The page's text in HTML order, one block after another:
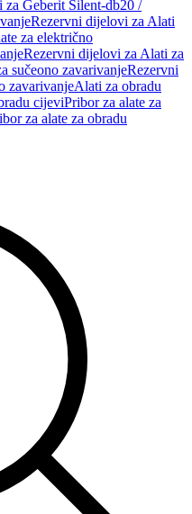
Geberit Silent-db20 /
Rezervni dijelovi za Alati
za električno
Rezervni dijelovi za Alati za
sučeono zavarivanjeRezervni
zavarivanjeAlati za obradu
cijeviPribor za alate za
za alate za obradu